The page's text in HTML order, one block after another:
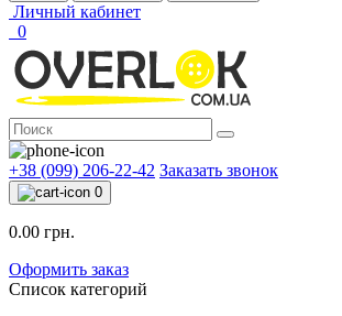
Личный кабинет
0
+38 (099) 206-22-42 Заказать звонок
0
0.00 грн.
Оформить заказ
Список категорий